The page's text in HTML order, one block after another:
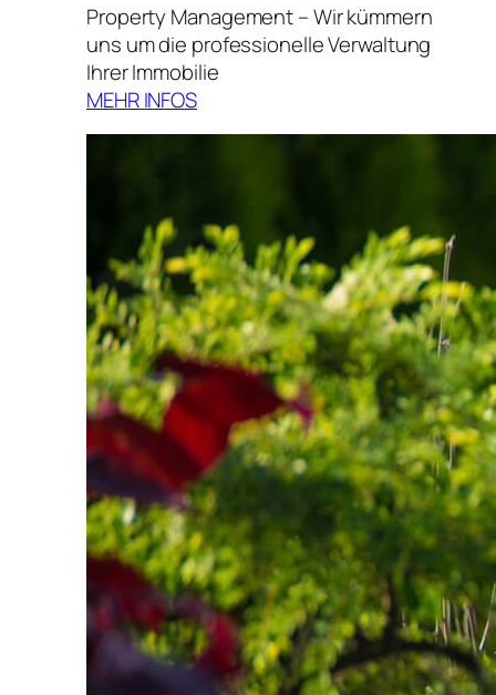
Property Management – Wir kümmern
uns um die professionelle Verwaltung
Ihrer Immobilie
MEHR INFOS